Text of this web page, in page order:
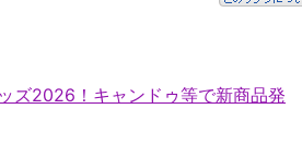
ズ2026！キャンドゥ等で新商品発